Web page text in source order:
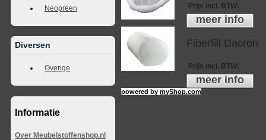
Neopreen
Diversen
Overige
Informatie
Over Meubelstoffenshop.nl
Prijs incl. BTW:
meer info
Fiberfill Dacron
Prijs incl. BTW:
meer info
powered bymyShop.com